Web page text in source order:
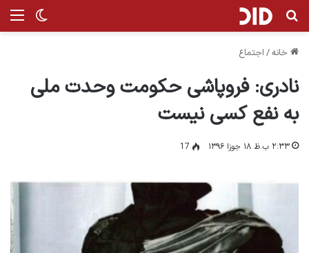
تغییر جستجو برای
خانه/ اجتماع
نادری: فروپاشی حکومت وحدت ملی
به نفع کسی نیست
۲:۳۳ ب.ظ ۱۸ جوزا ۱۳۹۶ 17